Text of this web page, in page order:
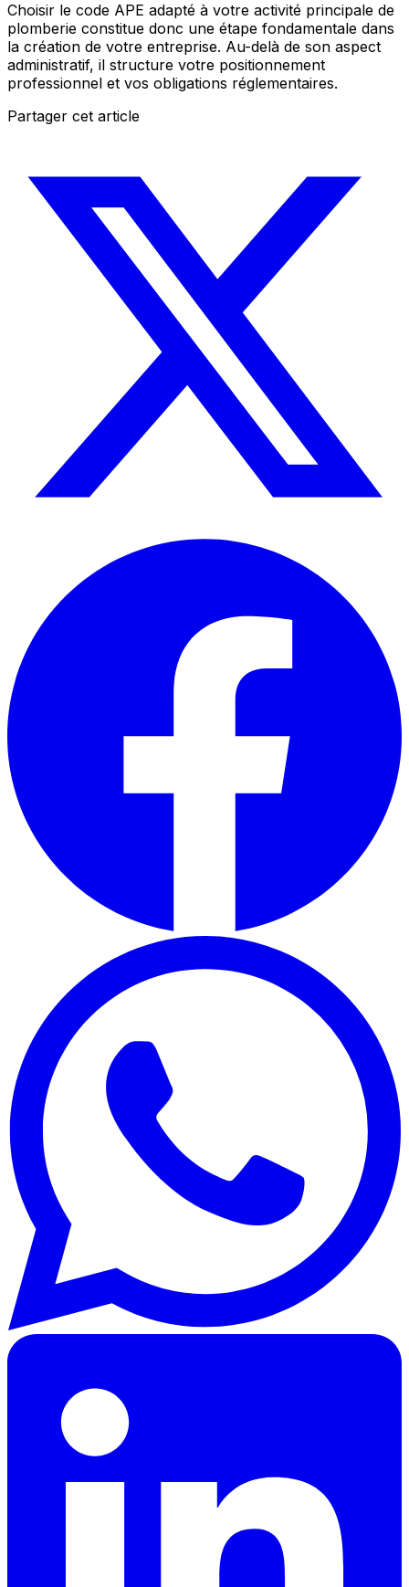
Choisir le code APE adapté à votre activité principale de
plomberie constitue donc une étape fondamentale dans
la création de votre entreprise. Au-delà de son aspect
administratif, il structure votre positionnement
professionnel et vos obligations réglementaires.
Partager cet article